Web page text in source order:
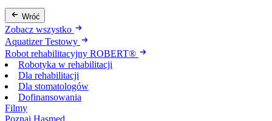
Wróć
Zobacz wszystko
Aquatizer Testowy
Robot rehabilitacyjny ROBERT®
Robotyka w rehabilitacji
Dla rehabilitacji
Dla stomatologów
Dofinansowania
Filmy
Poznaj Hasmed